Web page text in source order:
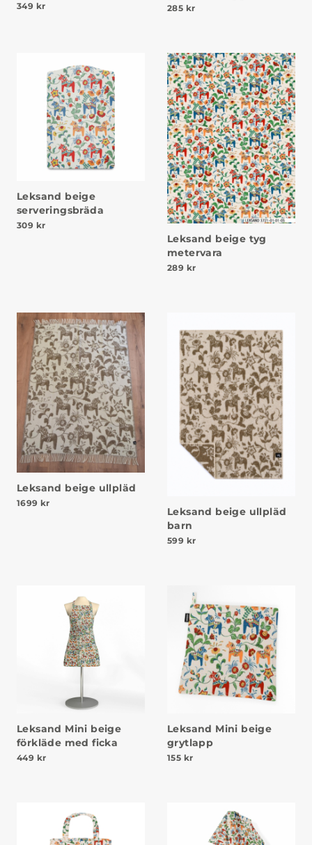
349 kr 285 kr
Leksand beige
serveringsbräda
309 kr
Leksand beige tyg
metervara
289 kr
Leksand beige ullpläd
1699 kr
Leksand beige ullpläd
barn
599 kr
Leksand Mini beige
förkläde med ficka
449 kr
Leksand Mini beige
grytlapp
155 kr